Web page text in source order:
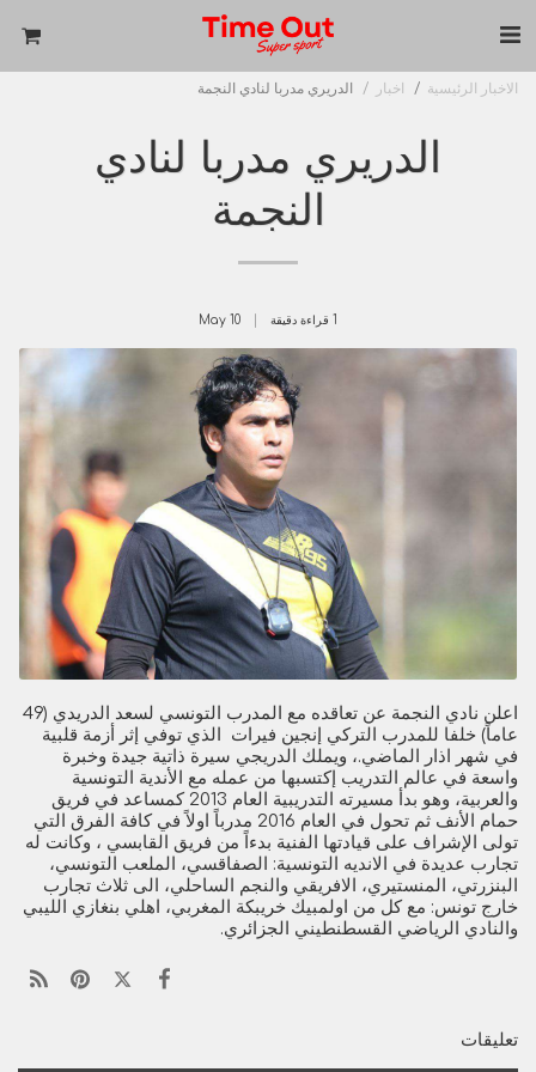
الاخبار الرئيسية اخبار الدريري مدربا لنادي النجمة
الدريري مدربا لنادي
النجمة
1 قراءة دقيقة 10
May
اعلن نادي النجمة عن تعاقده مع المدرب التونسي لسعد الدريدي (49
عاماً) خلفا للمدرب التركي إنجين فيرات الذي توفي إثر أزمة قلبية
في شهر اذار الماضي.، ويملك الدريجي سيرة ذاتية جيدة وخبرة
واسعة في عالم التدريب إكتسبها من عمله مع الأندية التونسية
والعربية، وهو بدأ مسيرته التدريبية العام 2013 كمساعد في فريق
حمام الأنف ثم تحول في العام 2016 مدرباً اولاً في كافة الفرق التي
تولى الإشراف على قيادتها الفنية بدءاً من فريق القابسي ، وكانت له
تجارب عديدة في الانديه التونسية: الصفاقسي، الملعب التونسي،
البنزرتي، المنستيري، الافريقي والنجم الساحلي، الى ثلاث تجارب
خارج تونس: مع كل من اولمبيك خريبكة المغربي، اهلي بنغازي الليبي
والنادي الرياضي القسطنطيني الجزائري.
تعليقات